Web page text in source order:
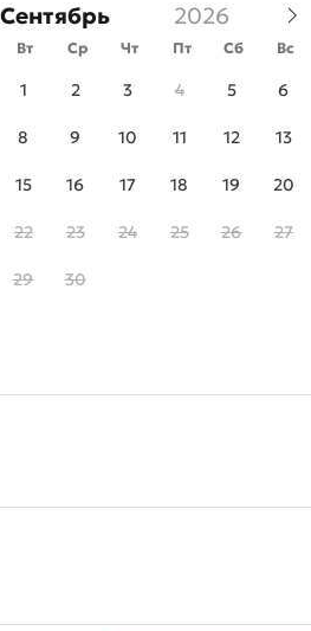
Сентябрь
Вт Ср Чт Пт Сб Вс
1 2 3 4 5 6
8 9 10 11 12 13
15 16 17 18 19 20
22 23 24 25 26 27
29 30